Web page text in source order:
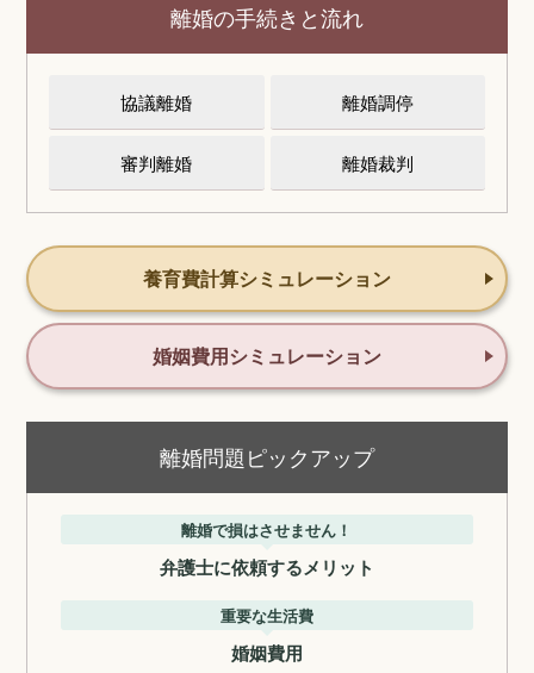
離婚の手続きと流れ
協議離婚 離婚調停
審判離婚 離婚裁判
養育費計算シミュレーション
婚姻費用シミュレーション
離婚問題ピックアップ
離婚で損はさせません！
弁護士に依頼するメリット
重要な生活費
婚姻費用